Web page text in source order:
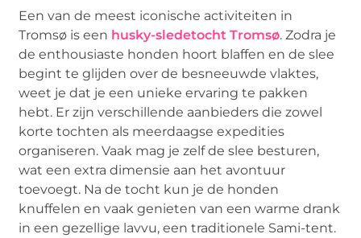
Een van de meest iconische activiteiten in
Tromsø is een husky-sledetocht Tromsø. Zodra je
de enthousiaste honden hoort blaffen en de slee
begint te glijden over de besneeuwde vlaktes,
weet je dat je een unieke ervaring te pakken
hebt. Er zijn verschillende aanbieders die zowel
korte tochten als meerdaagse expedities
organiseren. Vaak mag je zelf de slee besturen,
wat een extra dimensie aan het avontuur
toevoegt. Na de tocht kun je de honden
knuffelen en vaak genieten van een warme drank
in een gezellige lavvu, een traditionele Sami-tent.